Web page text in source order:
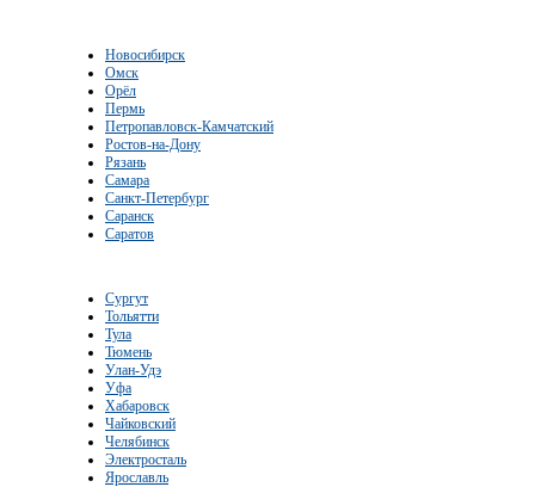
Новосибирск
Омск
Орёл
Пермь
Петропавловск-Камчатский
Ростов-на-Дону
Рязань
Самара
Санкт-Петербург
Саранск
Саратов
Сургут
Тольятти
Тула
Тюмень
Улан-Удэ
Уфа
Хабаровск
Чайковский
Челябинск
Электросталь
Ярославль